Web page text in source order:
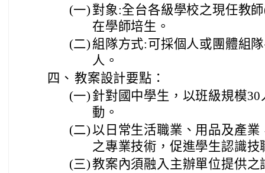
(一) 對象:全台各級學校之現任教
在學師培生。
(二) 組隊方式:可採個人或團體組
人。
四、 教案設計要點：
(一) 針對國中學生，以班級規模
動。
(二) 以日常生活職業、用品及產
之專業技術，促進學生認識
(三)教案內須融入主辦單位提供